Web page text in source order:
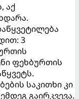
აქ
3
ფეხბურთის
საკითხი კი
გაირკვევა.